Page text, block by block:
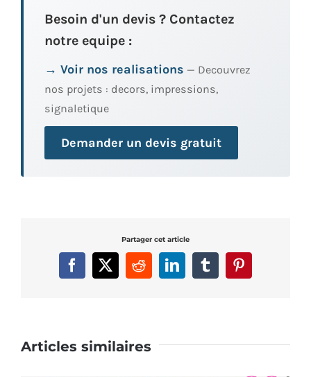
Besoin d'un devis ? Contactez
notre equipe :
→ Voir nos realisations — Decouvrez
nos projets : decors, impressions,
signaletique
Demander un devis gratuit
Partager cet article
Facebook
X RedditLinkedInTumblrPinterest
Articles similaires